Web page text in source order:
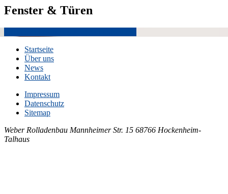
Fenster & Türen
Startseite
Über uns
News
Kontakt
Impressum
Datenschutz
Sitemap
Weber Rolladenbau Mannheimer Str. 15 68766 Hockenheim-
Talhaus